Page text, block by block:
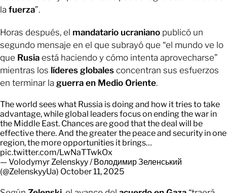
la fuerza”.
Horas después, el mandatario ucraniano publicó un
segundo mensaje en el que subrayó que “el mundo ve lo
que Rusia está haciendo y cómo intenta aprovecharse”
mientras los líderes globales concentran sus esfuerzos
en terminar la guerra en Medio Oriente.
The world sees what Russia is doing and how it tries to take
advantage, while global leaders focus on ending the war in
the Middle East. Chances are good that the deal will be
effective there. And the greater the peace and security in one
region, the more opportunities it brings…
pic.twitter.com/LwNaTTwkOx
— Volodymyr Zelenskyy / Володимир Зеленський
(@ZelenskyyUa) October 11, 2025